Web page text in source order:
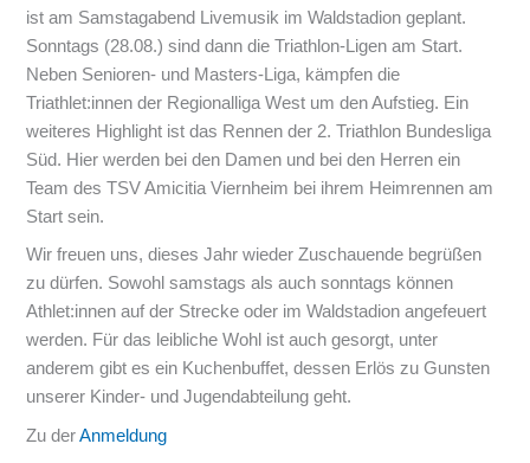
ist am Samstagabend Livemusik im Waldstadion geplant.
Sonntags (28.08.) sind dann die Triathlon-Ligen am Start.
Neben Senioren- und Masters-Liga, kämpfen die
Triathlet:innen der Regionalliga West um den Aufstieg. Ein
weiteres Highlight ist das Rennen der 2. Triathlon Bundesliga
Süd. Hier werden bei den Damen und bei den Herren ein
Team des TSV Amicitia Viernheim bei ihrem Heimrennen am
Start sein.
Wir freuen uns, dieses Jahr wieder Zuschauende begrüßen
zu dürfen. Sowohl samstags als auch sonntags können
Athlet:innen auf der Strecke oder im Waldstadion angefeuert
werden. Für das leibliche Wohl ist auch gesorgt, unter
anderem gibt es ein Kuchenbuffet, dessen Erlös zu Gunsten
unserer Kinder- und Jugendabteilung geht.
Zu derAnmeldung